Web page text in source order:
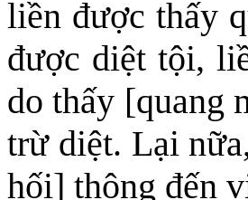
liền được thấy
được diệt tội,
dothấy [quang
trừ diệt. Lại
hối] thông đến